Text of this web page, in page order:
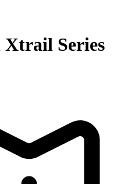
Xtrail Series